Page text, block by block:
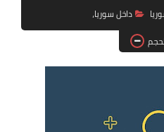
فرص عمل في العراق
فرص عمل في اليمن
دورات تدريبية
داخل سوريا،